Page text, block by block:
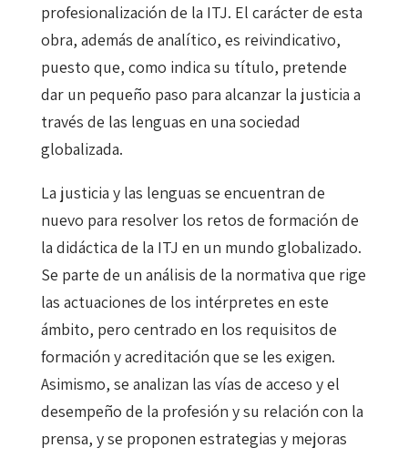
profesionalización de la ITJ. El carácter de esta
obra, además de analítico, es reivindicativo,
puesto que, como indica su título, pretende
dar un pequeño paso para alcanzar la justicia a
través de las lenguas en una sociedad
globalizada.
La justicia y las lenguas se encuentran de
nuevo para resolver los retos de formación de
la didáctica de la ITJ en un mundo globalizado.
Se parte de un análisis de la normativa que rige
las actuaciones de los intérpretes en este
ámbito, pero centrado en los requisitos de
formación y acreditación que se les exigen.
Asimismo, se analizan las vías de acceso y el
desempeño de la profesión y su relación con la
prensa, y se proponen estrategias y mejoras